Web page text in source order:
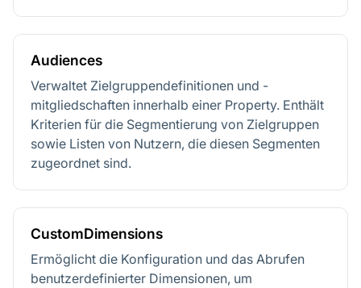
Audiences
Verwaltet Zielgruppendefinitionen und -
mitgliedschaften innerhalb einer Property. Enthält
Kriterien für die Segmentierung von Zielgruppen
sowie Listen von Nutzern, die diesen Segmenten
zugeordnet sind.
CustomDimensions
Ermöglicht die Konfiguration und das Abrufen
benutzerdefinierter Dimensionen, um